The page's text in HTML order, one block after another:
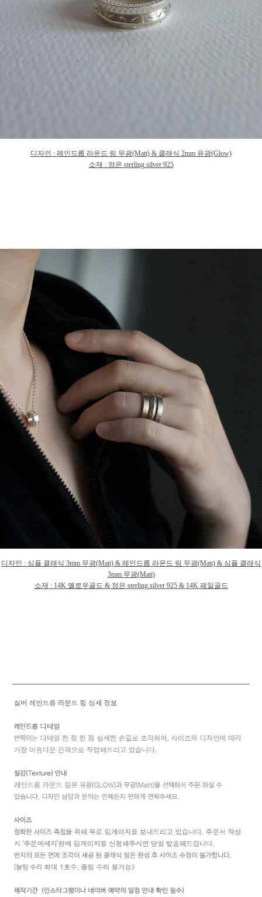
디자인 : 레인드롭 라운드 링 무광(Matt) & 클래식 2mm 유광(Glow)
소재 : 정은 sterling silver 925
디자인 : 심플 클래식 3mm 무광(Matt) & 레인드롭 라운드 링 무광(Matt) & 심플 클래식
3mm 무광(Matt)
소재 : 14K 옐로우골드 & 정은 sterling silver 925 & 14K 페일골드